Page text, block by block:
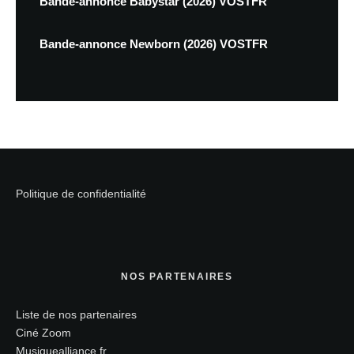
Bande-annonce Newborn (2026) VOSTFR
Politique de confidentialité
NOS PARTENAIRES
Liste de nos partenaires
Ciné Zoom
Musiquealliance.fr